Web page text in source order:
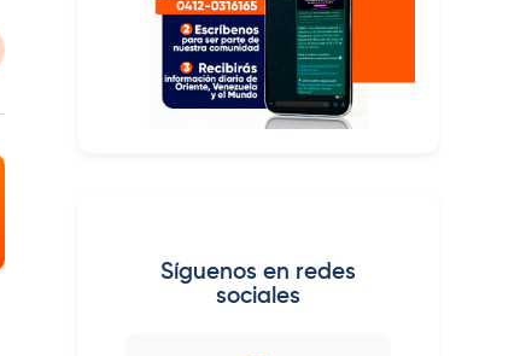
Síguenos en redes
sociales